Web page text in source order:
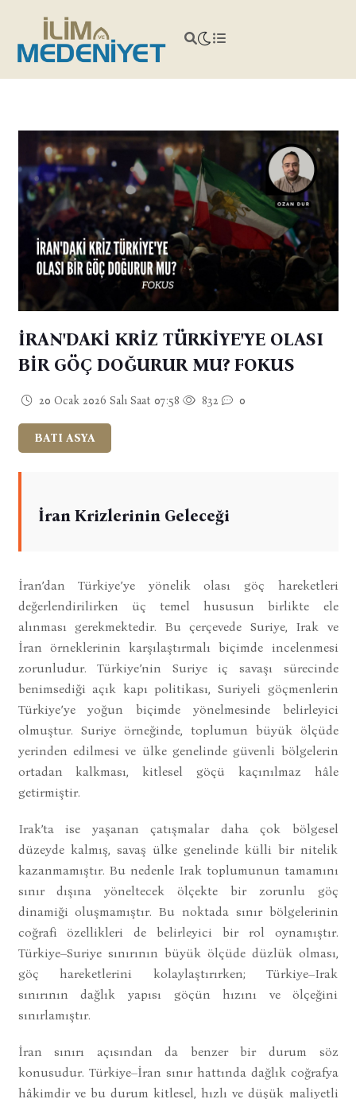
İRAN'DAKİ KRİZ TÜRKİYE'YE OLASI
BİR GÖÇ DOĞURUR MU? FOKUS
20 Ocak 2026 Salı Saat 07:58 832 0
BATI ASYA
İran Krizlerinin Geleceği
İran’dan Türkiye’ye yönelik olası göç hareketleri
değerlendirilirken üç temel hususun birlikte ele
alınması gerekmektedir. Bu çerçevede Suriye, Irak ve
İran örneklerinin karşılaştırmalı biçimde incelenmesi
zorunludur. Türkiye’nin Suriye iç savaşı sürecinde
benimsediği açık kapı politikası, Suriyeli göçmenlerin
Türkiye’ye yoğun biçimde yönelmesinde belirleyici
olmuştur. Suriye örneğinde, toplumun büyük ölçüde
yerinden edilmesi ve ülke genelinde güvenli bölgelerin
ortadan kalkması, kitlesel göçü kaçınılmaz hâle
getirmiştir.
Irak’ta ise yaşanan çatışmalar daha çok bölgesel
düzeyde kalmış, savaş ülke genelinde külli bir nitelik
kazanmamıştır. Bu nedenle Irak toplumunun tamamını
sınır dışına yöneltecek ölçekte bir zorunlu göç
dinamiği oluşmamıştır. Bu noktada sınır bölgelerinin
coğrafi özellikleri de belirleyici bir rol oynamıştır.
Türkiye–Suriye sınırının büyük ölçüde düzlük olması,
göç hareketlerini kolaylaştırırken; Türkiye–Irak
sınırının dağlık yapısı göçün hızını ve ölçeğini
sınırlamıştır.
İran sınırı açısından da benzer bir durum söz
konusudur. Türkiye–İran sınır hattında dağlık coğrafya
hâkimdir ve bu durum kitlesel, hızlı ve düşük maliyetli